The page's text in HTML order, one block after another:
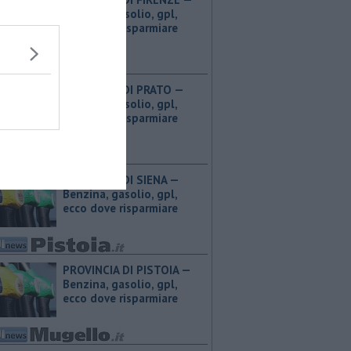
Benzina, gasolio, gpl,
ecco dove risparmiare
PROVINCIA DI PRATO — ​
Benzina, gasolio, gpl,
ecco dove risparmiare
PROVINCIA DI SIENA — ​
Benzina, gasolio, gpl,
ecco dove risparmiare
PROVINCIA DI PISTOIA — ​
Benzina, gasolio, gpl,
ecco dove risparmiare